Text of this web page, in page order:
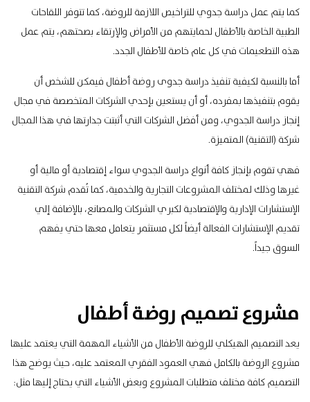
كما يتم عمل دراسة جدوي للتراخيص اللازمة للروضة، كما تتوفر اللقاحات
الطبية الخاصة بالأطفال لحمايتهم من الأمراض والإرتقاء بصحتهم، يتم عمل
هذه التطعيمات في كل عام خاصة للأطفال الجدد.
أما بالنسبة لكيفية تنفيذ دراسة جدوى روضة أطفال فيمكن للشخص أن
يقوم بتنفيذها بمفرده، أو أن يستعين بإحدي الشركات المتخصصة في مجال
إنجاز دراسة الجدوي، ومن أفضل الشركات التي أثبتت جدارتها في هذا المجال
شركة (التقنية) المتميزة.
فهي تقوم بإنجاز كافة أنواع دراسة الجدوي سواء إقتصادية أو مالية أو
غيرها وذلك لمختلف المشروعات التجارية والخدمية، كما تُقدم شركة التقنية
الإستشارات الإدارية والإقتصادية لكبري الشركات والمصانع، بالإضافة إلي
تقديم الإستشارات الفعالة أيضاً لكل مستثمر يتعامل معها حتي يفهم
السوق جيداً.
مشروع تصميم روضة أطفال
يعد التصميم الهيكلي للروضة الأطفال من الأشياء المهمة التي يعتمد عليها
مشروع الروضة بالكامل فهي العمود الفقري المعتمد عليه، حيث يوضح هذا
التصميم كافة مختلف متطلبات المشروع وبعض الأشياء التي يحتاج إليها مثل: